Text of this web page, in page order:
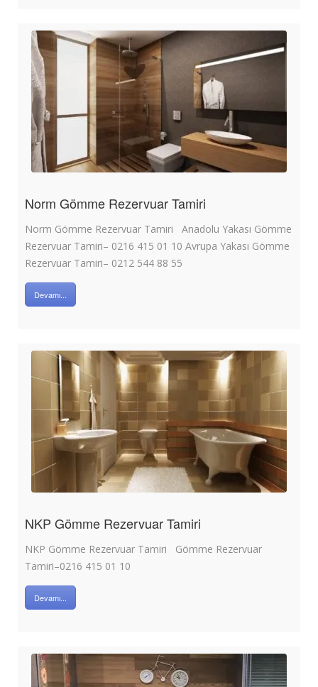
Norm Gömme Rezervuar Tamiri
Norm Gömme Rezervuar Tamiri Anadolu Yakası Gömme
Rezervuar Tamiri– 0216 415 01 10 Avrupa Yakası Gömme
Rezervuar Tamiri– 0212 544 88 55
Devamı...
NKP Gömme Rezervuar Tamiri
NKP Gömme Rezervuar Tamiri Gömme Rezervuar
Tamiri–0216 415 01 10
Devamı...